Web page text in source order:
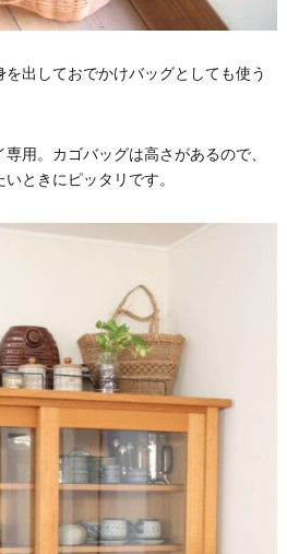
出しておでかけバッグとしても使う
用。カゴバッグは高さがあるので、
ときにピッタリです。